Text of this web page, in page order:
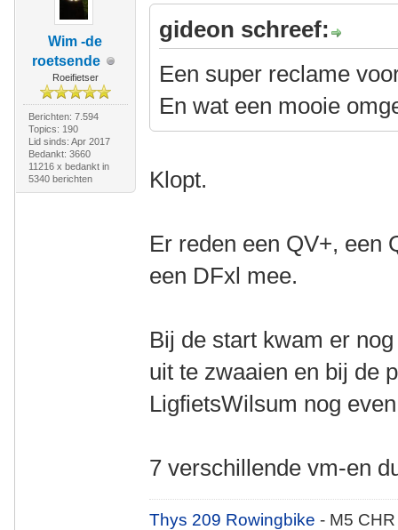
Wim -de
roetsende
Roeifietser
Berichten: 7.594
Topics: 190
Lid sinds: Apr 2017
Bedankt: 3660
11216 x bedankt in
5340 berichten
gideon schreef:
Een super reclame
En wat een mooie
Klopt.
Er reden een QV+, een
een DFxl mee.
Bij de start kwam er
uit te zwaaien en bij de
LigfietsWilsum nog
7 verschillende vm-en
Thys 209 Rowingbike- M5